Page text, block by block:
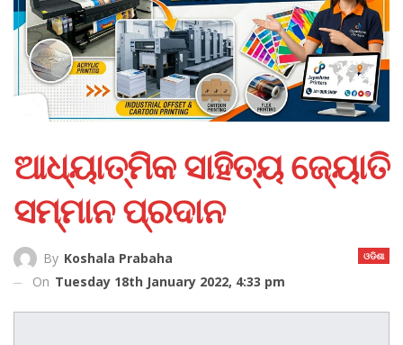
ଆଧ୍ୟାତ୍ମିକ ସାହିତ୍ୟ ଜ୍ୟୋତି
ସମ୍ମାନ ପ୍ରଦାନ
ଓଡିଶା
By Koshala Prabaha
On Tuesday 18th January 2022, 4:33 pm